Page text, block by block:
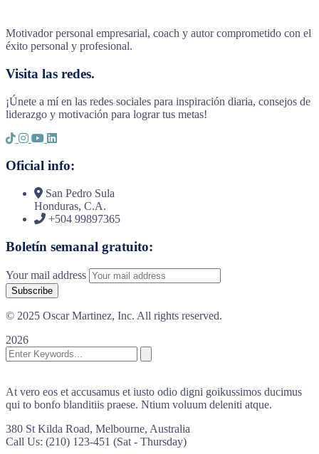
Motivador personal empresarial, coach y autor comprometido con el
éxito personal y profesional.
Visita las redes.
¡Únete a mí en las redes sociales para inspiración diaria, consejos de
liderazgo y motivación para lograr tus metas!
Oficial info:
San Pedro Sula
Honduras, C.A.
+504 99897365
Boletín semanal gratuito:
Your mail address
© 2025 Oscar Martinez, Inc. All rights reserved.
2026
At vero eos et accusamus et iusto odio digni goikussimos ducimus
qui to bonfo blanditiis praese. Ntium voluum deleniti atque.
380 St Kilda Road, Melbourne, Australia
Call Us: (210) 123-451 (Sat - Thursday)